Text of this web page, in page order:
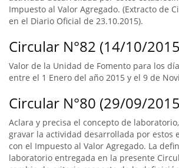
Impuesto al Valor Agregado. (Extracto de
en el Diario Oficial de 23.10.2015).
Circular N°82 (14/10/
Valor de la Unidad de Fomento para los
entre el 1 Enero del año 2015 y el 9 de
Circular N°80 (29/09/
Aclara y precisa el concepto de
gravar la actividad desarrollada por estos
con el Impuesto al Valor Agregado. La
laboratorio entregada en la presente